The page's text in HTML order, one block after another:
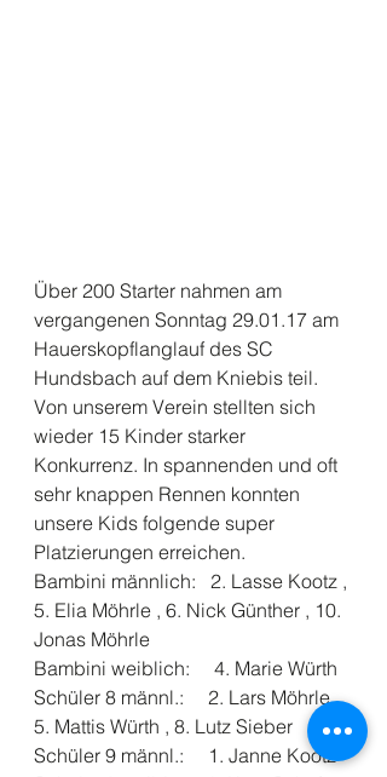
Über 200 Starter nahmen am
vergangenen Sonntag 29.01.17 am
Hauerskopflanglauf des SC
Hundsbach auf dem Kniebis teil.
Von unserem Verein stellten sich
wieder 15 Kinder starker
Konkurrenz. In spannenden und oft
sehr knappen Rennen konnten
unsere Kids folgende super
Platzierungen erreichen.
Bambini männlich:   2. Lasse Kootz ,
5. Elia Möhrle , 6. Nick Günther , 10.
Jonas Möhrle
Bambini weiblich:     4. Marie Würth
Schüler 8 männl.:     2. Lars Möhrle ,
5. Mattis Würth , 8. Lutz Sieber
Schüler 9 männl.:     1. Janne Kootz